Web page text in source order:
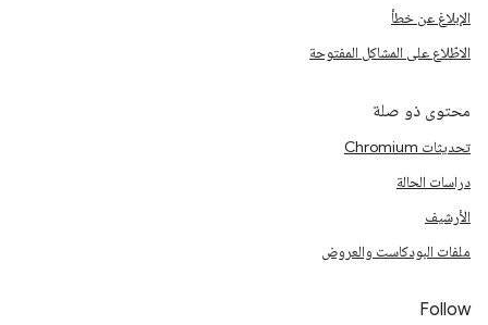
الإبلاغ عن خطأ
الاطّلاع على المشاكل المفتوحة
محتوى ذو صلة
تحديثات Chromium
دراسات الحالة
الأرشيف
ملفات البودكاست والعروض
Follow